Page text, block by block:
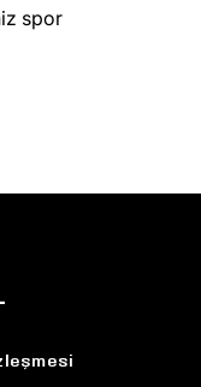
spor